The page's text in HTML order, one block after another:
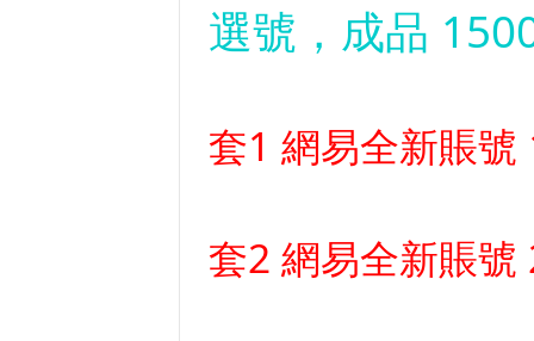
選號，成品
套1 網易全新賬
套2 網易全新賬